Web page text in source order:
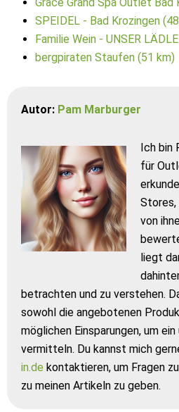
SPEIDEL - Bad Krozingen
Familie Wein - UNSER
bergpiraten Staufen (51 km)
Autor: Pam Marburger
Ich bin
für
Stores,
von
liegt
betrachten und zu verstehen.
sowohl die angebotenen
möglichen Einsparungen, um
vermitteln. Du kannst mich
in.de kontaktieren, um Fragen
zu meinen Artikeln zu geben.